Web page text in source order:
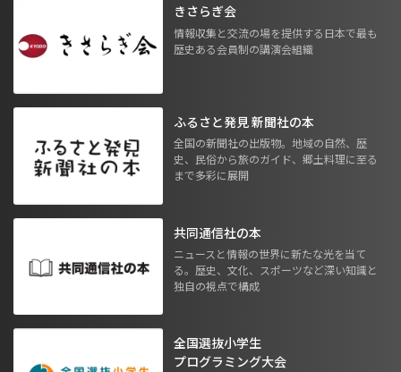
きさらぎ会
情報収集と交流の場を提供する日本で最も
歴史ある会員制の講演会組織
ふるさと発見 新聞社の本
全国の新聞社の出版物。地域の自然、歴
史、民俗から旅のガイド、郷土料理に至る
まで多彩に展開
共同通信社の本
ニュースと情報の世界に新たな光を当て
る。歴史、文化、スポーツなど深い知識と
独自の視点で構成
全国選抜小学生
プログラミング大会